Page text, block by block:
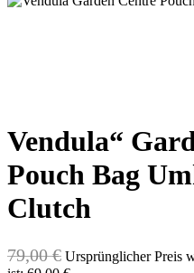
Vendula“
Pouch Bag
Clutch
79,00€ Ursprünglicher Preis